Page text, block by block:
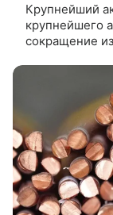
Крупнейший
крупнейшего
сокращение
сообщает